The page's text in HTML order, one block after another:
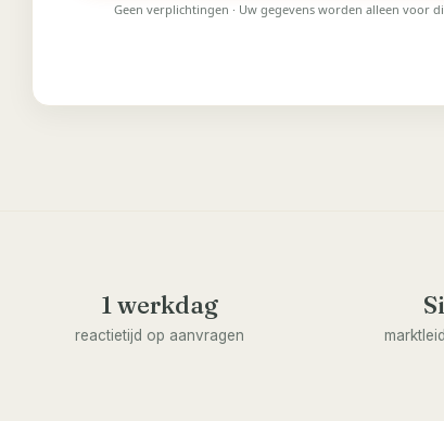
Geen verplichtingen · Uw gegevens worden alleen voor
1 werkdag
reactietijd op aanvragen